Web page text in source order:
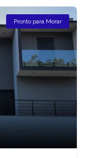
Pronto para Morar